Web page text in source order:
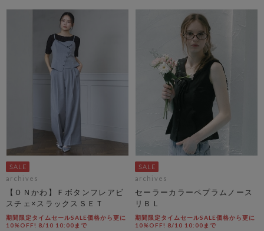
archives
【ＯＮかわ】Ｆボタンフレアビ
スチェ×スラックスＳＥＴ
期間限定タイムセールSALE価格から更に
10%OFF! 8/10 10:00まで
archives
セーラーカラーペプラムノース
リＢＬ
期間限定タイムセールSALE価格から更に
10%OFF! 8/10 10:00まで